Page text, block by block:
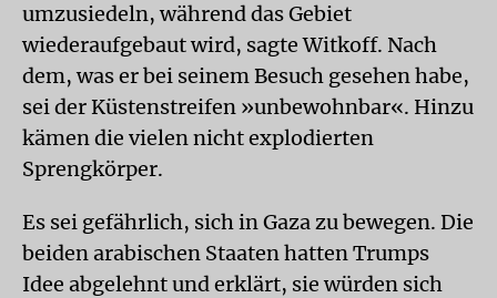
umzusiedeln, während das Gebiet
wiederaufgebaut wird, sagte Witkoff. Nach
dem, was er bei seinem Besuch gesehen habe,
sei der Küstenstreifen »unbewohnbar«. Hinzu
kämen die vielen nicht explodierten
Sprengkörper.
Es sei gefährlich, sich in Gaza zu bewegen. Die
beiden arabischen Staaten hatten Trumps
Idee abgelehnt und erklärt, sie würden sich